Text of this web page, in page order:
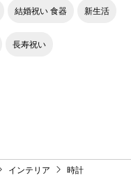
結婚祝い 食器 新生活
長寿祝い
インテリア
時計